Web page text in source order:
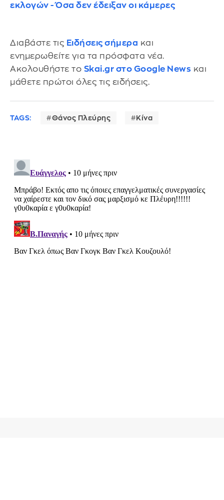
εκλογών - Όσα δεν έδειξαν οι κάμερες
Διαβάστε τις Ειδήσεις σήμερα και
ενημερωθείτε για τα πρόσφατα νέα.
Ακολουθήστε το Skai.gr στο Google News και
μάθετε πρώτοι όλες τις ειδήσεις.
TAGS: Θάνος Πλεύρης Κίνα